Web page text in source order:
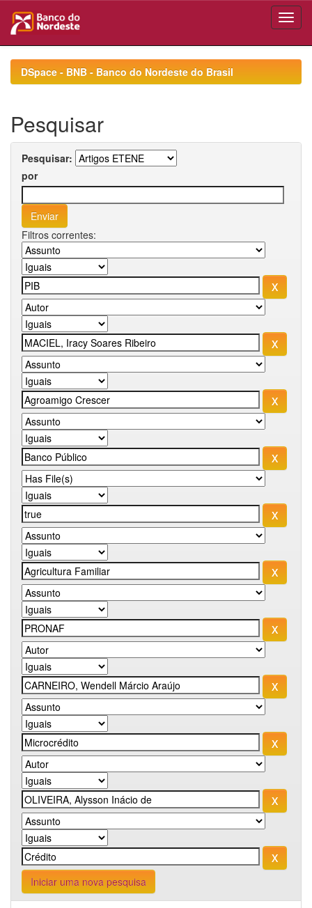
navigationDSpace - BNB - Banco do Nordeste do Brasil
Pesquisar
Pesquisar:
por
Filtros correntes:
Iniciar uma nova pesquisa